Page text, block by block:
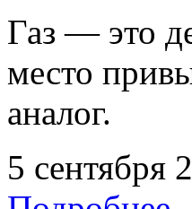
Газ — это
место
аналог.
5 сентября